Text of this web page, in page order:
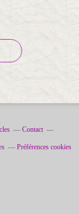
Contact
Préférences cookies